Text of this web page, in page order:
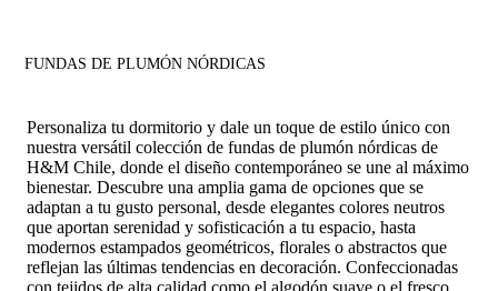
FUNDAS DE PLUMÓN NÓRDICAS
Personaliza tu dormitorio y dale un toque de estilo único con
nuestra versátil colección de fundas de plumón nórdicas de
H&M Chile, donde el diseño contemporáneo se une al máximo
bienestar. Descubre una amplia gama de opciones que se
adaptan a tu gusto personal, desde elegantes colores neutros
que aportan serenidad y sofisticación a tu espacio, hasta
modernos estampados geométricos, florales o abstractos que
reflejan las últimas tendencias en decoración. Confeccionadas
con tejidos de alta calidad como el algodón suave o el fresco